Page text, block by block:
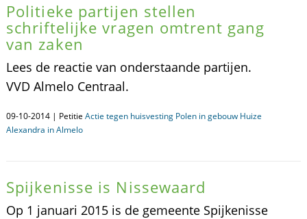
Politieke partijen stellen
schriftelijke vragen omtrent gang
van zaken
Lees de reactie van onderstaande partijen.
VVD Almelo Centraal.
09-10-2014 | Petitie Actie tegen huisvesting Polen in gebouw Huize
Alexandra in Almelo
Spijkenisse is Nissewaard
Op 1 januari 2015 is de gemeente Spijkenisse